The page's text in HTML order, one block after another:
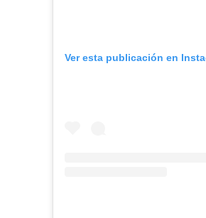
Ver esta publicación en